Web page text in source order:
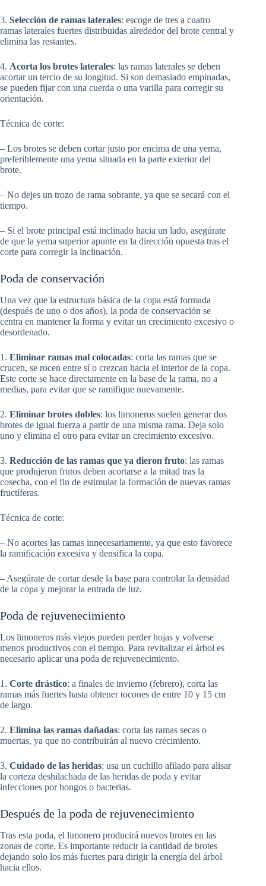
3. Selección de ramas laterales: escoge de tres a cuatro
ramas laterales fuertes distribuidas alrededor del brote central y
elimina las restantes.
4. Acorta los brotes laterales: las ramas laterales se deben
acortar un tercio de su longitud. Si son demasiado empinadas,
se pueden fijar con una cuerda o una varilla para corregir su
orientación.
Técnica de corte:
– Los brotes se deben cortar justo por encima de una yema,
preferiblemente una yema situada en la parte exterior del
brote.
– No dejes un trozo de rama sobrante, ya que se secará con el
tiempo.
– Si el brote principal está inclinado hacia un lado, asegúrate
de que la yema superior apunte en la dirección opuesta tras el
corte para corregir la inclinación.
Poda de conservación
Una vez que la estructura básica de la copa está formada
(después de uno o dos años), la poda de conservación se
centra en mantener la forma y evitar un crecimiento excesivo o
desordenado.
1. Eliminar ramas mal colocadas: corta las ramas que se
crucen, se rocen entre sí o crezcan hacia el interior de la copa.
Este corte se hace directamente en la base de la rama, no a
medias, para evitar que se ramifique nuevamente.
2. Eliminar brotes dobles: los limoneros suelen generar dos
brotes de igual fuerza a partir de una misma rama. Deja solo
uno y elimina el otro para evitar un crecimiento excesivo.
3. Reducción de las ramas que ya dieron fruto: las ramas
que produjeron frutos deben acortarse a la mitad tras la
cosecha, con el fin de estimular la formación de nuevas ramas
fructíferas.
Técnica de corte:
– No acortes las ramas innecesariamente, ya que esto favorece
la ramificación excesiva y densifica la copa.
– Asegúrate de cortar desde la base para controlar la densidad
de la copa y mejorar la entrada de luz.
Poda de rejuvenecimiento
Los limoneros más viejos pueden perder hojas y volverse
menos productivos con el tiempo. Para revitalizar el árbol es
necesario aplicar una poda de rejuvenecimiento.
1. Corte drástico: a finales de invierno (febrero), corta las
ramas más fuertes hasta obtener tocones de entre 10 y 15 cm
de largo.
2. Elimina las ramas dañadas: corta las ramas secas o
muertas, ya que no contribuirán al nuevo crecimiento.
3. Cuidado de las heridas: usa un cuchillo afilado para alisar
la corteza deshilachada de las heridas de poda y evitar
infecciones por hongos o bacterias.
Después de la poda de rejuvenecimiento
Tras esta poda, el limonero producirá nuevos brotes en las
zonas de corte. Es importante reducir la cantidad de brotes
dejando solo los más fuertes para dirigir la energía del árbol
hacia ellos.